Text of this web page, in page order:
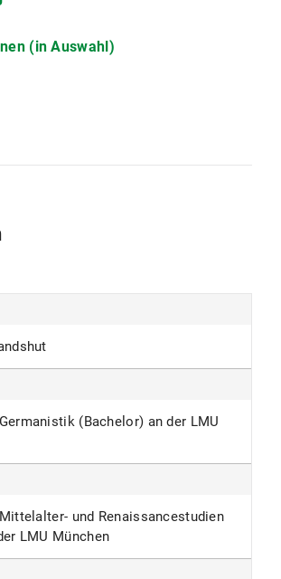
(in Auswahl)
(Bachelor) an der LMU
und Renaissancestudien
LMU München